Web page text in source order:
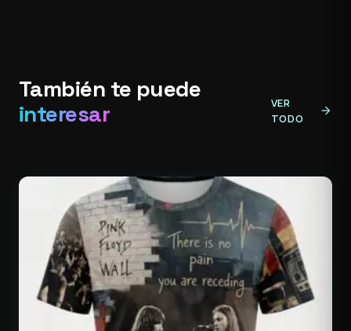
También te puede
interesar
VER
TODO
arrow_forward